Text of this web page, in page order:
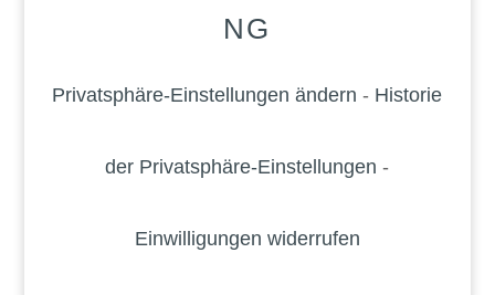
NG
Privatsphäre-Einstellungen ändern - Historie
der Privatsphäre-Einstellungen -
Einwilligungen widerrufen